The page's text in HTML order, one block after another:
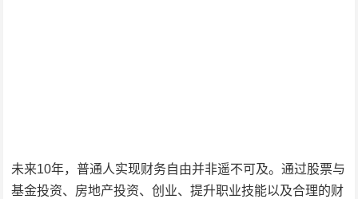
未来10年，普通人实现财务自由并非遥不可及。通过股票与
基金投资、房地产投资、创业、提升职业技能以及合理的财